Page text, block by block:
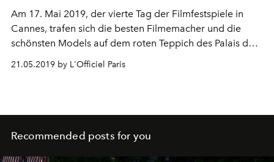
Am 17. Mai 2019, der vierte Tag der Filmfestspiele in
Cannes, trafen sich die besten Filmemacher und die
schönsten Models auf dem roten Teppich des Palais des
Glory" (Dolor y Gloria) des spanischen Regisseurs Pedro
21.05.2019 by L'Officiel Paris
Recommended posts for you